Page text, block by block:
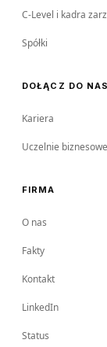
C-Level i kadra
Spółki
DOŁĄCZ DO NAS
Kariera
Uczelnie biznesowe
FIRMA
O nas
Fakty
Kontakt
LinkedIn
Status